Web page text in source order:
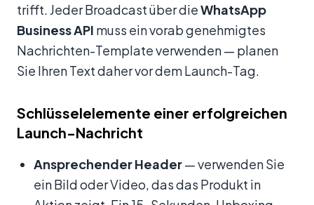
trifft. Jeder Broadcast über dieWhatsApp
Business API muss ein vorab genehmigtes
Nachrichten-Template verwenden — planen
Sie Ihren Text daher vor dem Launch-Tag.
Schlüsselelemente einer erfolgreichen
Launch-Nachricht
Ansprechender Header— verwenden Sie
ein Bild oder Video, das das Produkt in